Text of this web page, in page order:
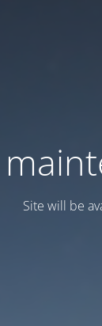
Site will be